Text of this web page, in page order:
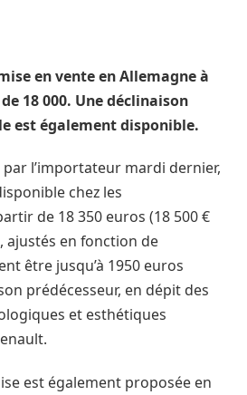
en vente en Allemagne à
18 000. Une déclinaison
est également disponible.
par l’importateur mardi dernier,
chez les
de 18 350 euros (18 500 €
ajustés en fonction de
être jusqu’à 1950 euros
prédécesseur, en dépit des
et esthétiques
est également proposée en